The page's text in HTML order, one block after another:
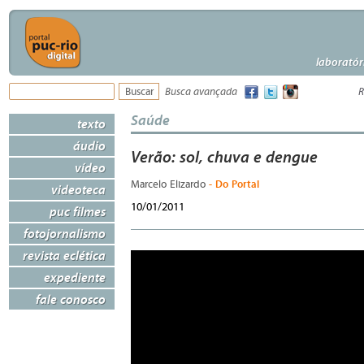
Busca avançada
texto
áudio
vídeo
videoteca
puc filmes
fotojornalismo
revista eclética
expediente
fale conosco
Saúde
Verão: sol, chuva e dengue
Marcelo Elizardo - Do Portal
10/01/2011